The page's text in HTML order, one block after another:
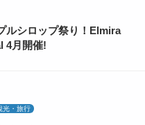
ルシロップ祭り！Elmira
4月開催!
光・旅行